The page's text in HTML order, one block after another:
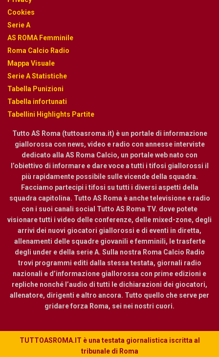
Cookies
Serie A
AS ROMA Femminile
Roma Calcio Radio
Mappa Visuale
Serie A Statistiche
Tabella Punizioni
Tabella infortunati
Tabellini Highlights Partite
Tutto AS Roma (tuttoasroma.it) è un portale di informazione
giallorossa con news, video e radio con annesse interviste
dedicato alla AS Roma Calcio, un portale web nato con
l’obiettivo di informare e dare voce a tutti i tifosi giallorossi il
più rapidamente possibile sulle vicende della squadra.
Facciamo partecipi i tifosi su tutti i diversi aspetti della
squadra capitolina. Tutto AS Roma è anche televisione e radio
con i suoi canali social Tutto AS Roma TV. dove potete
visionare tutti i video delle conferenze, delle mixed-zone, degli
arrivi dei nuovi giocatori giallorossi e di eventi in diretta,
allenamenti delle squadre giovanili e femminili, le trasferte
degli under e della serie A. Sulla nostra Roma Calcio Radio
trovi programmi editi dalla stessa testata, giornali radio
nazionali e d’informazione giallorossa con prime edizioni e
repliche nonché l’audio di tutti le dichiarazioni dei giocatori,
allenatore, dirigenti e altro ancora. Tutto quello che serve per
gridare forza Roma, sei nei nostri cuori.
TUTTOASROMA.IT è una testata giornalistica iscritta al
tribunale di Roma